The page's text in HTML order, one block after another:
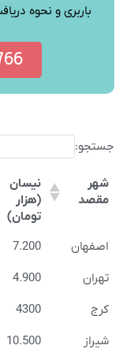
باربری و نحوه
جستجو:
شهر
مقصد
نیسان
(هزار
تومان)
اصفهان 7.200
تهران
4.900
کرج
4300
شیراز
10.500